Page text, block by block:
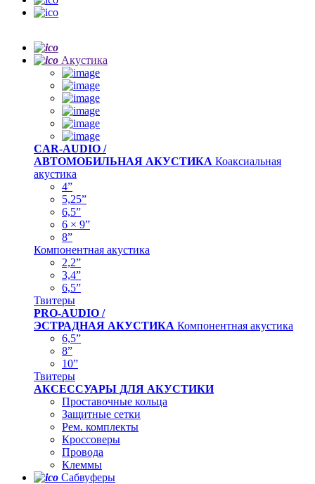
Акустика
CAR-AUDIO /
АВТОМОБИЛЬНАЯ АКУСТИКА Коаксиальная
акустика
4”
5,25”
6,5”
6 × 9”
8”
Компонентная акустика
2,2”
3,4”
6,5”
Твитеры
PRO-AUDIO /
ЭСТРАДНАЯ АКУСТИКА Компонентная акустика
6,5”
8”
10”
Твитеры
АКСЕССУАРЫ ДЛЯ АКУСТИКИ
Проставочные кольца
Защитные сетки
Рем. комплекты
Кроссоверы
Провода
Клеммы
Сабвуферы